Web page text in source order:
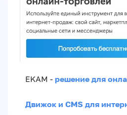
EKAM - решение для
Движок и CMS для